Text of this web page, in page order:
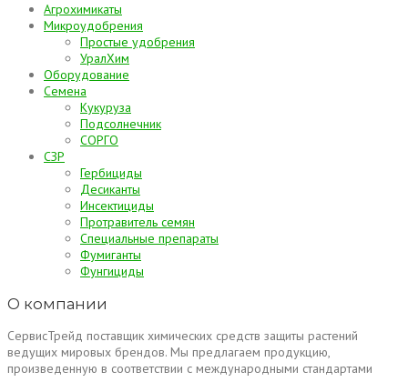
Агрохимикаты
Микроудобрения
Простые удобрения
УралХим
Оборудование
Семена
Кукуруза
Подсолнечник
СОРГО
СЗР
Гербициды
Десиканты
Инсектициды
Протравитель семян
Специальные препараты
Фумиганты
Фунгициды
О компании
СервисТрейд поставщик химических средств защиты растений
ведущих мировых брендов. Мы предлагаем продукцию,
произведенную в соответствии с международными стандартами